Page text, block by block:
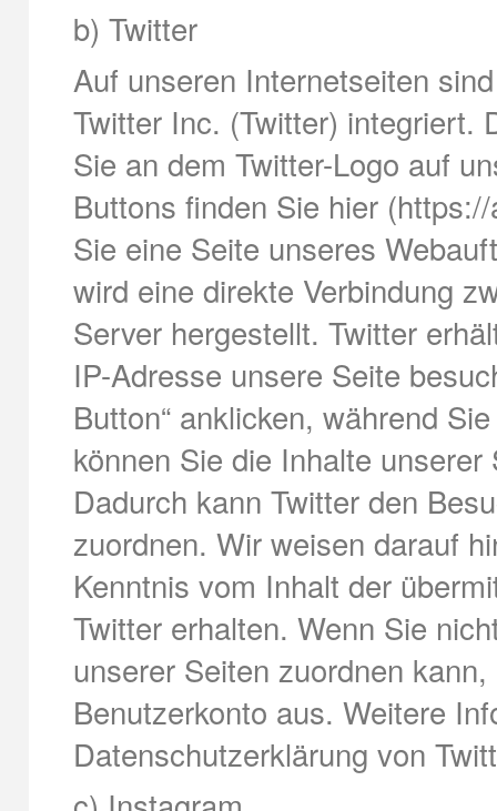
b) Twitter
Auf unseren Internetseiten
Twitter Inc. (Twitter) integriert.
Sie an dem Twitter-Logo auf
Buttons finden Sie hier
Sie eine Seite unseres
wird eine direkte Verbindung
Server hergestellt. Twitter
IP-Adresse unsere Seite
Button“ anklicken, während
können Sie die Inhalte
Dadurch kann Twitter den
zuordnen. Wir weisen darauf
Kenntnis vom Inhalt der
Twitter erhalten. Wenn Sie
unserer Seiten zuordnen
Benutzerkonto aus. Weitere
Datenschutzerklärung von